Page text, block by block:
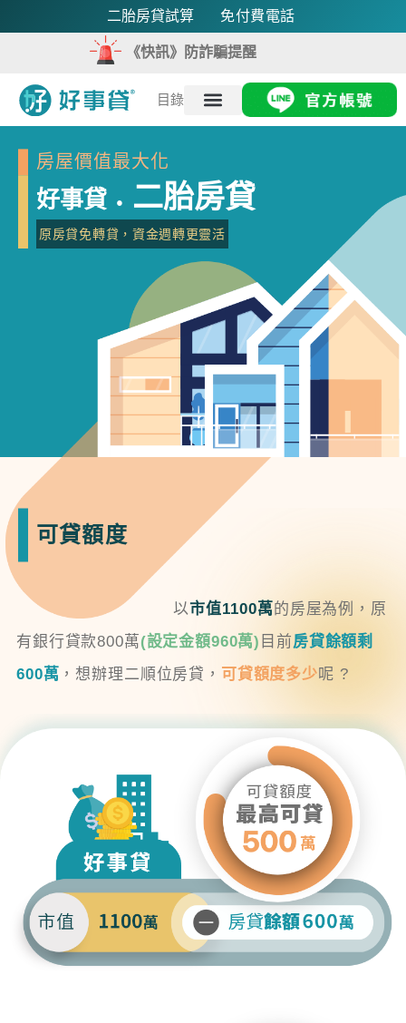
二胎房貸試算 免付費電話
《快訊》防詐騙提醒
目錄
房屋價值最大化
好事貸 ● 二胎房貸
原房貸免轉貸，資金週轉更靈活
可貸額度
以市值1100萬 的房屋為例，原
有銀行貸款800萬(設定金額960萬) 目前房貸餘額剩
600萬 ，想辦理二順位房貸， 可貸額度多少呢 ?